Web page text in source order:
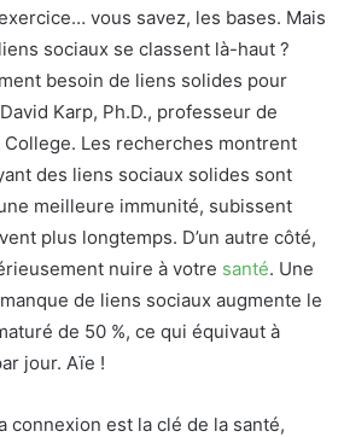
vous savez, les bases. Mais
sociaux se classent là-haut ?
besoin de liens solides pour
Karp, Ph.D., professeur de
Les recherches montrent
des liens sociaux solides sont
meilleure immunité, subissent
plus longtemps. D’un autre côté,
nuire à votre santé. Une
de liens sociaux augmente le
de 50 %, ce qui équivaut à
jour. Aïe !
connexion est la clé de la santé,